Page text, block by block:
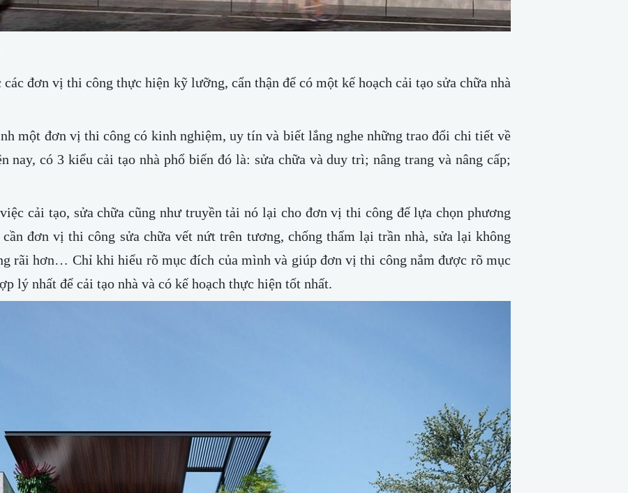
đơn vị thi công thực hiện kỹ lưỡng, cẩn thận để có một kế hoạch cải tạo sửa chữa nhà
một đơn vị thi công có kinh nghiệm, uy tín và biết lắng nghe những trao đổi chi tiết về
nay, có 3 kiểu cải tạo nhà phổ biến đó là: sửa chữa và duy trì; nâng trang và nâng cấp;
cải tạo, sửa chữa cũng như truyền tải nó lại cho đơn vị thi công để lựa chọn phương
đơn vị thi công sửa chữa vết nứt trên tương, chống thấm lại trần nhà, sửa lại không
rãi hơn… Chỉ khi hiểu rõ mục đích của mình và giúp đơn vị thi công nắm được rõ mục
lý nhất để cải tạo nhà và có kế hoạch thực hiện tốt nhất.